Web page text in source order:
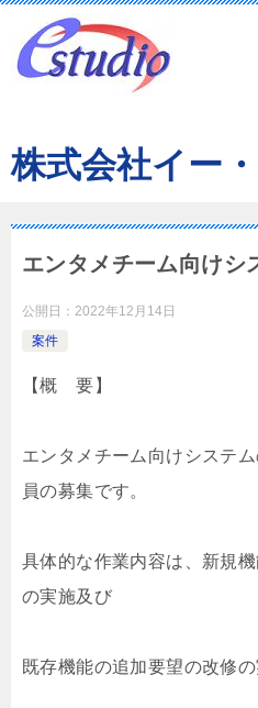
株式会社イー
エンタメチーム向けシ
公開日： 2022年12月14日
案件
【概 要】
エンタメチーム向けシステ
員の募集です。
具体的な作業内容は、新規
の実施及び
既存機能の追加要望の改修の